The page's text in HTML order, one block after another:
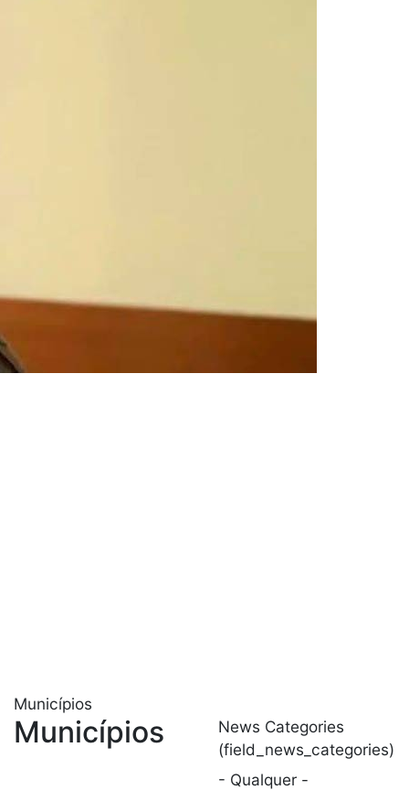
Municípios
Municípios
News Categories
(field_news_categories)
- Qualquer -